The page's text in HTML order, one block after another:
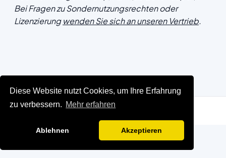
Diese Website nutzt Cookies, um Ihre Erfahrung
zu verbessern. Mehr erfahren
Ablehnen Akzeptieren
Bei Fragen zu Sondernutzungsrechten oder
Lizenzierungwenden Sie sich an unseren Vertrieb.